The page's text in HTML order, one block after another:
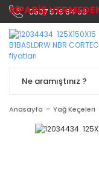
0507 576 64 03
Anasayfa Yağ Keçeleri
SİPARİŞ